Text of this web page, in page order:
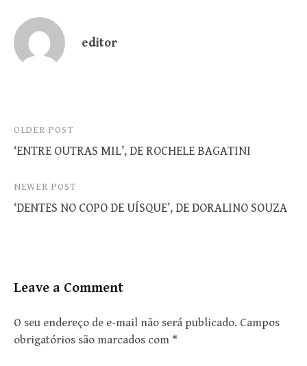
editor
Post
navigation
OLDER POST
‘ENTRE OUTRAS MIL’, DE ROCHELE BAGATINI
NEWER POST
‘DENTES NO COPO DE UÍSQUE’, DE DORALINO SOUZA
Leave a Comment
O seu endereço de e-mail não será publicado. Campos
obrigatórios são marcados com *